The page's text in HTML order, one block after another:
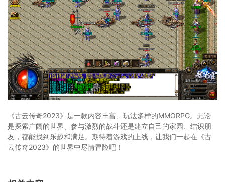
《古云传奇2023》是一款内容丰富、玩法多样的MMORPG。无论
是探索广阔的世界、参与激烈的战斗还是建立自己的家园、结识朋
友，都能找到乐趣和满足。期待着游戏的上线，让我们一起在《古
云传奇2023》的世界中尽情冒险吧！